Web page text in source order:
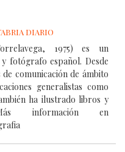
DIARIO
1975) es un
fotógrafo español. Desde
comunicación de ámbito
generalistas como
ha ilustrado libros y
información en